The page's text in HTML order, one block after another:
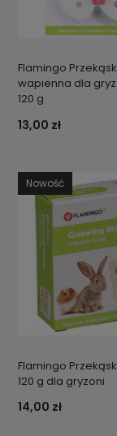
Flamingo
wapienna dla
120 g
13,00 zł
Flamingo
120 g dla gryzoni
14,00 zł
Nowość